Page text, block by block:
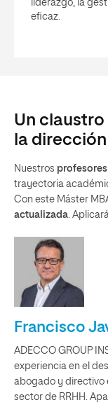
liderazgo, la
eficaz.
Un
la
Nuestros profesores
trayectoria
Con este Máster
actualizada.
Francisco
ADECCO GROUP
experiencia en el
abogado y directivo
sector de RRHH.